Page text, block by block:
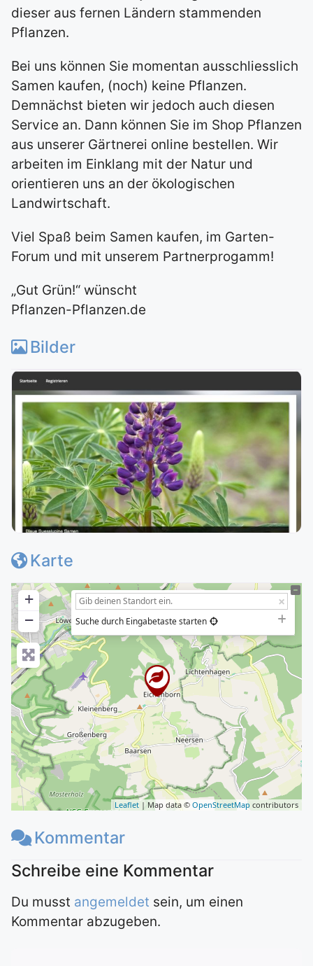
dieser aus fernen Ländern stammenden
Pflanzen.
Bei uns können Sie momentan ausschliesslich
Samen kaufen, (noch) keine Pflanzen.
Demnächst bieten wir jedoch auch diesen
Service an. Dann können Sie im Shop Pflanzen
aus unserer Gärtnerei online bestellen. Wir
arbeiten im Einklang mit der Natur und
orientieren uns an der ökologischen
Landwirtschaft.
Viel Spaß beim Samen kaufen, im Garten-
Forum und mit unserem Partnerprogamm!
„Gut Grün!“ wünscht
Pflanzen-Pflanzen.de
Bilder
Karte
+
−
Suche durch Eingabetaste starten
Leaflet | Map data © OpenStreetMap contributors
Kommentar
Du musst angemeldet sein, um einen
Kommentar abzugeben.